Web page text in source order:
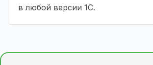
в любой версии 1С.